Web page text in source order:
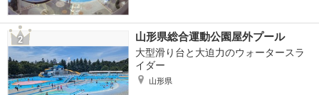
山形県総合運動公園屋外プール
大型滑り台と大迫力のウォータースラ
イダー
山形県